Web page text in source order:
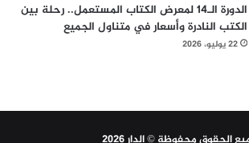
الدورة الـ14 لمعرض الكتاب المستعمل.. رحلة بين
الكتب النادرة وأسعار في متناول الجميع
22 يوليو، 2026